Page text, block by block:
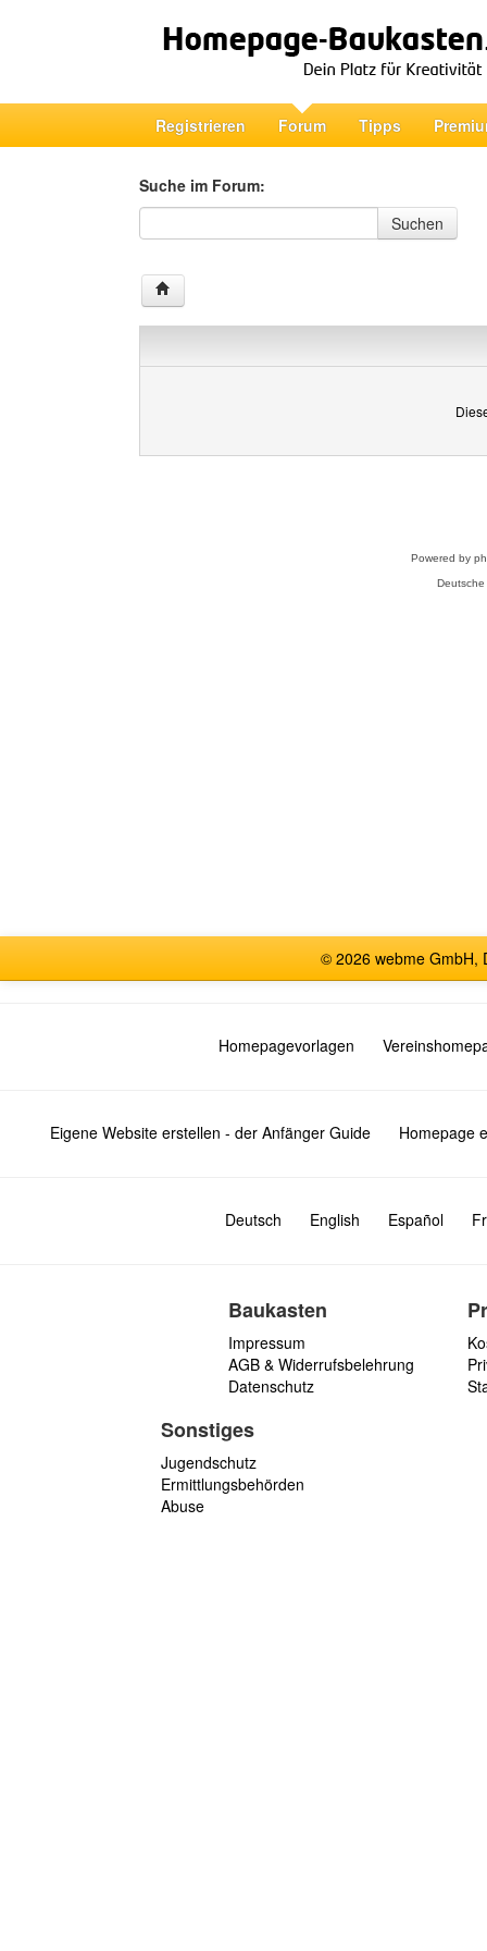
Registrieren Forum Tipps
Suche im Forum:
Suche im Forum
Suchen
Powered by
© 2026 webme GmbH,
Homepagevorlagen
Eigene Website erstellen - der Anfänger Guide Homepage
Deutsch English Español
Baukasten
Impressum
AGB & Widerrufsbelehrung
Datenschutz
Sonstiges
Jugendschutz
Ermittlungsbehörden
Abuse